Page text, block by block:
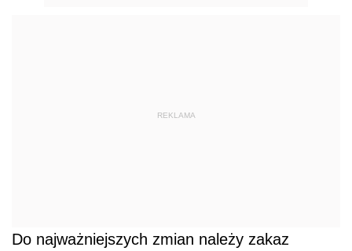
REKLAMA
Do najważniejszych zmian należy zakaz